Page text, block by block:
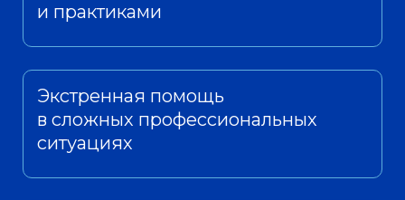
и практиками
Экстренная помощь
в сложных профессиональных
ситуациях